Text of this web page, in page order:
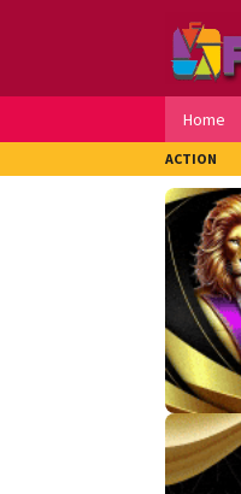
Home
ACTION